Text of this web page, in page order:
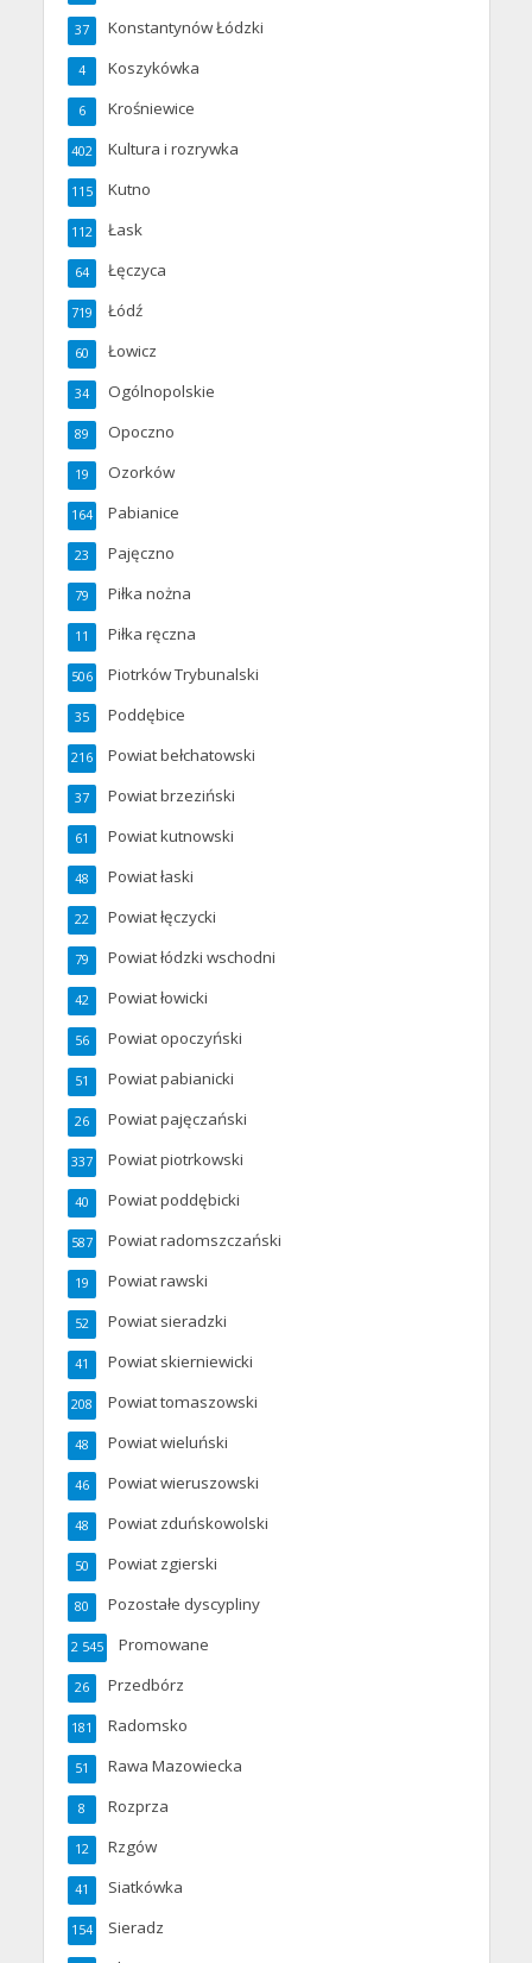
Konstantynów Łódzki
37
Koszykówka
4
Krośniewice
6
Kultura i rozrywka
402
Kutno
115
Łask
112
Łęczyca
64
Łódź
719
Łowicz
60
Ogólnopolskie
34
Opoczno
89
Ozorków
19
Pabianice
164
Pajęczno
23
Piłka nożna
79
Piłka ręczna
11
Piotrków Trybunalski
506
Poddębice
35
Powiat bełchatowski
216
Powiat brzeziński
37
Powiat kutnowski
61
Powiat łaski
48
Powiat łęczycki
22
Powiat łódzki wschodni
79
Powiat łowicki
42
Powiat opoczyński
56
Powiat pabianicki
51
Powiat pajęczański
26
Powiat piotrkowski
337
Powiat poddębicki
40
Powiat radomszczański
587
Powiat rawski
19
Powiat sieradzki
52
Powiat skierniewicki
41
Powiat tomaszowski
208
Powiat wieluński
48
Powiat wieruszowski
46
Powiat zduńskowolski
48
Powiat zgierski
50
Pozostałe dyscypliny
80
Promowane
2 545
Przedbórz
26
Radomsko
181
Rawa Mazowiecka
51
Rozprza
8
Rzgów
12
Siatkówka
41
Sieradz
154